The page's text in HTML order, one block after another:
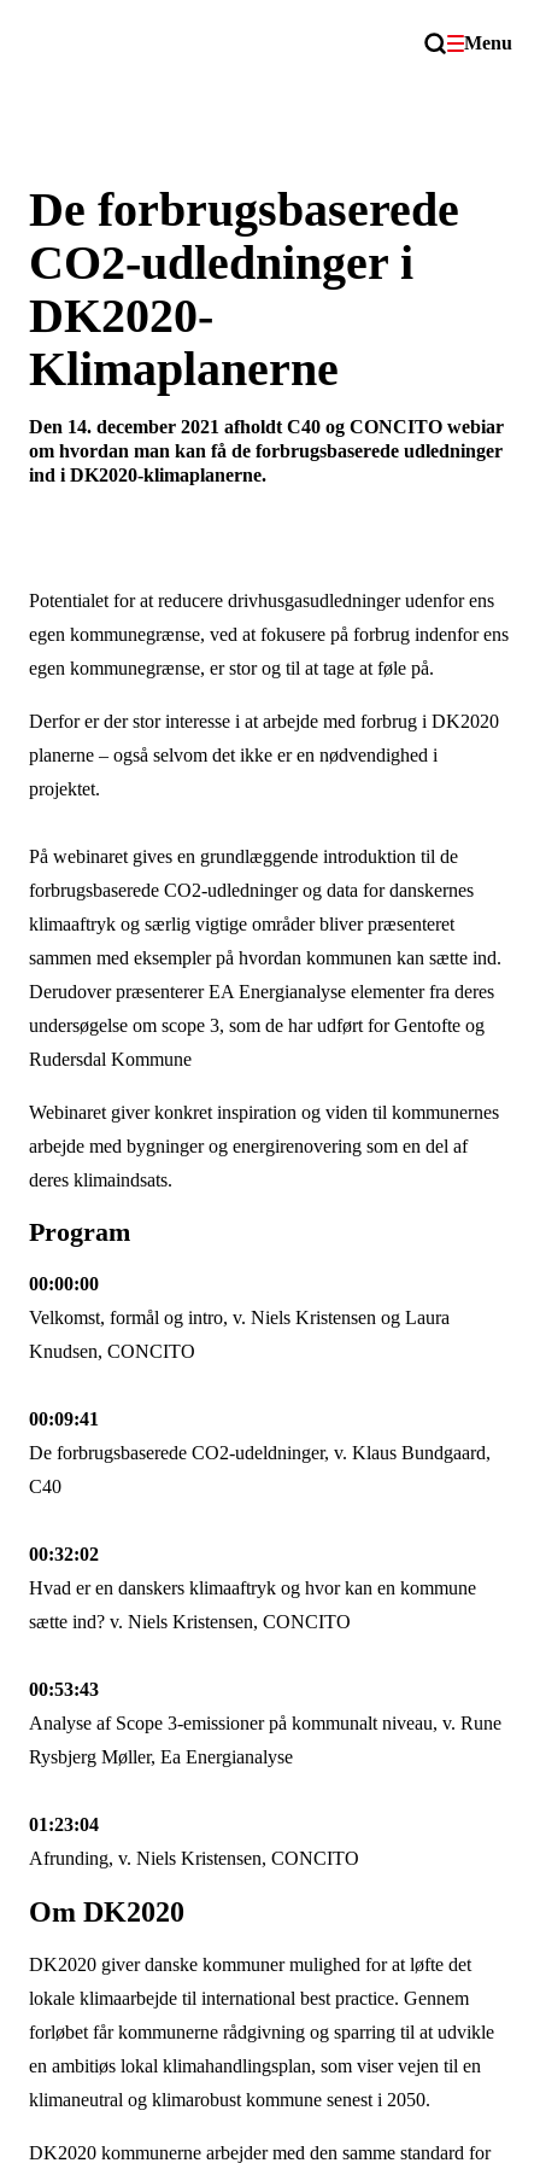
Menu
De forbrugsbaserede
CO2-udledninger i
DK2020-
Klimaplanerne
Den 14. december 2021 afholdt C40 og CONCITO webiar
om hvordan man kan få de forbrugsbaserede udledninger
ind i DK2020-klimaplanerne.
Potentialet for at reducere drivhusgasudledninger udenfor ens
egen kommunegrænse, ved at fokusere på forbrug indenfor ens
egen kommunegrænse, er stor og til at tage at føle på.
Derfor er der stor interesse i at arbejde med forbrug i DK2020
planerne – også selvom det ikke er en nødvendighed i
projektet.
På webinaret gives en grundlæggende introduktion til de
forbrugsbaserede CO2-udledninger og data for danskernes
klimaaftryk og særlig vigtige områder bliver præsenteret
sammen med eksempler på hvordan kommunen kan sætte ind.
Derudover præsenterer EA Energianalyse elementer fra deres
undersøgelse om scope 3, som de har udført for Gentofte og
Rudersdal Kommune
Webinaret giver konkret inspiration og viden til kommunernes
arbejde med bygninger og energirenovering som en del af
deres klimaindsats.
Program
00:00:00
Velkomst, formål og intro, v. Niels Kristensen og Laura
Knudsen, CONCITO
00:09:41
De forbrugsbaserede CO2-udeldninger, v. Klaus Bundgaard,
C40
00:32:02
Hvad er en danskers klimaaftryk og hvor kan en kommune
sætte ind? v. Niels Kristensen, CONCITO
00:53:43
Analyse af Scope 3-emissioner på kommunalt niveau, v. Rune
Rysbjerg Møller, Ea Energianalyse
01:23:04
Afrunding, v. Niels Kristensen, CONCITO
Om DK2020
DK2020 giver danske kommuner mulighed for at løfte det
lokale klimaarbejde til international best practice. Gennem
forløbet får kommunerne rådgivning og sparring til at udvikle
en ambitiøs lokal klimahandlingsplan, som viser vejen til en
klimaneutral og klimarobust kommune senest i 2050.
DK2020 kommunerne arbejder med den samme standard for